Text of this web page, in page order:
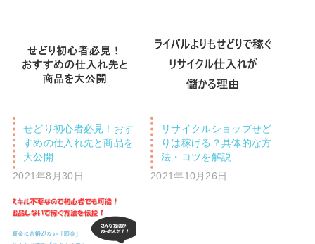
せどり初心者必見！おす
すめの仕入れ先と商品を
大公開
2021年8月30日
リサイクルショップせど
りは稼げる？具体的な方
法・コツを解説
2021年10月26日